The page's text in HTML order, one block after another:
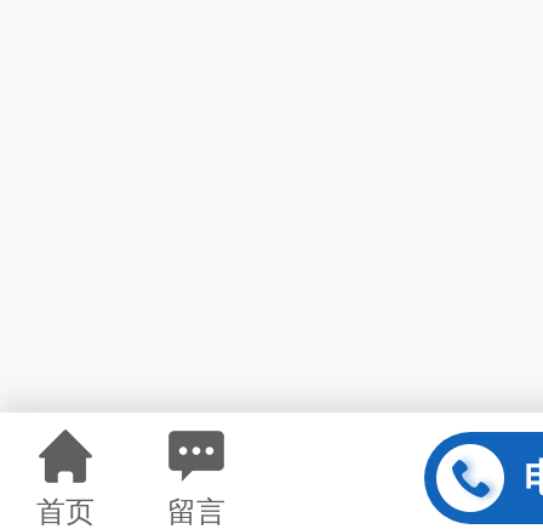
首页 留言